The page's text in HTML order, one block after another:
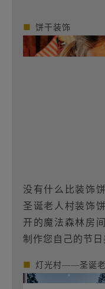
■ 饼干装饰
没有什么比装饰
圣诞老人村装饰
开的魔法森林房
制作您自己的节日
■ 灯光村——圣诞